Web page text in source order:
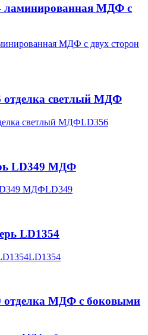
ламинированная МДФ с
отделка светлый МДФ
LD356
LD349 МДФ
LD349
LD1354
LD1354
отделка МДФ с боковыми